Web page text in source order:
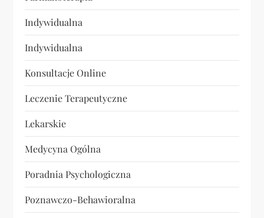
Indywidualna
Indywidualna
Konsultacje Online
Leczenie Terapeutyczne
Lekarskie
Medycyna Ogólna
Poradnia Psychologiczna
Poznawczo-Behawioralna